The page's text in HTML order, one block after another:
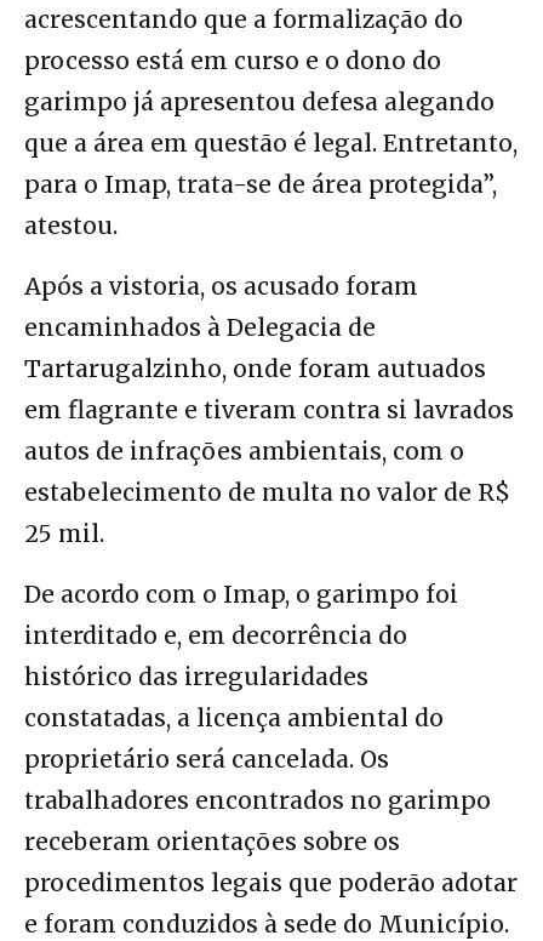
acrescentando que a formalização do
processo está em curso e o dono do
garimpo já apresentou defesa alegando
que a área em questão é legal. Entretanto,
para o Imap, trata-se de área protegida”,
atestou.
Após a vistoria, os acusado foram
encaminhados à Delegacia de
Tartarugalzinho, onde foram autuados
em flagrante e tiveram contra si lavrados
autos de infrações ambientais, com o
estabelecimento de multa no valor de R$
25 mil.
De acordo com o Imap, o garimpo foi
interditado e, em decorrência do
histórico das irregularidades
constatadas, a licença ambiental do
proprietário será cancelada. Os
trabalhadores encontrados no garimpo
receberam orientações sobre os
procedimentos legais que poderão adotar
e foram conduzidos à sede do Município.